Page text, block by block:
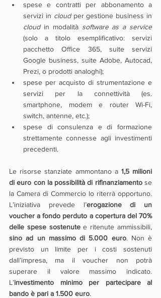
spese e contratti per abbonamento a
servizi in cloud
cloud in modalità software as a service
(solo a titolo esemplificativo: servizi
pacchetto Office 365, suite servizi
Google business, suite Adobe, Autocad,
Prezi, o prodotti analoghi);
spese per acquisto di strumentazione e
servizi per la connettività (es.
smartphone, modem e router Wi-Fi,
switch, antenne, etc.);
spese di consulenza e di formazione
strettamente connesse agli investimenti
precedenti.
Le risorse stanziate ammontano a 1,5 milioni
di euro con la possibilità di rifinanziamento se
la Camera di Commercio lo riterrà opportuno.
L’iniziativa prevede l’erogazione di un
voucher a fondo perduto a copertura del 70%
delle spese sostenute
sino ad un massimo di 5.000 euro. Non è
previsto un limite per i costi sostenuti
dall’impresa, ma il voucher non potrà
superare il valore massimo indicato.
L’investimento minimo per partecipare al
bando è pari a 1.500 euro.